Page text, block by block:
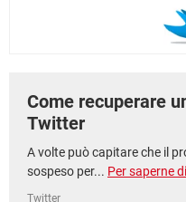
Come recuperare
Twitter
A volte può capitare che il
sospeso per... Per saperne
Twitter